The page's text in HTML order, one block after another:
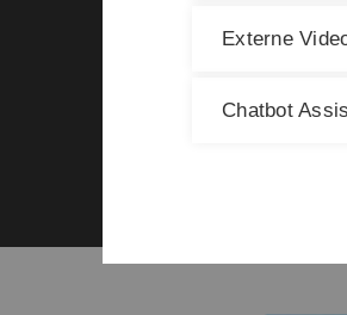
Externe
Chatbot